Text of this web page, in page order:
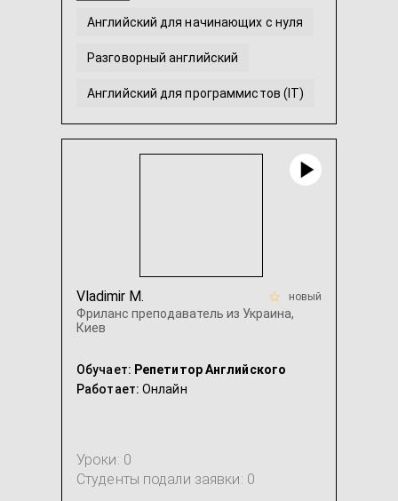
Английский для начинающих с нуля
Разговорный английский
Английский для программистов (IT)
Интенсивный английский
Английский язык для младших школьников
Vladimir M.
Фриланс преподаватель из Украина,
Киев
новый
Обучает: Репетитор Английского
Работает: Онлайн
Уроки: 0
Студенты подали заявки: 0